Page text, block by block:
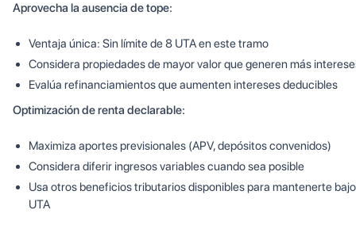
Aprovecha la ausencia de tope:
Ventaja única: Sin límite de 8 UTA en este tramo
Considera propiedades de mayor valor que generen más
Evalúa refinanciamientos que aumenten intereses deducibles
Optimización de renta declarable:
Maximiza aportes previsionales (APV, depósitos convenidos)
Considera diferir ingresos variables cuando sea posible
Usa otros beneficios tributarios disponibles para mantenerte
UTA